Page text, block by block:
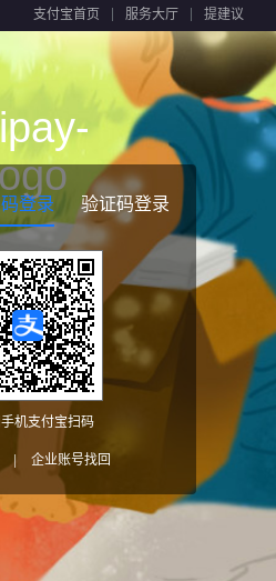
支付宝首页 服务大厅 提建议
登录 验证码登录
机支付宝扫码
| 企业账号找回